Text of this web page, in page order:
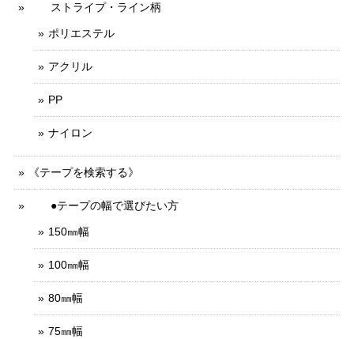
ストライプ・ライン柄
ポリエステル
アクリル
PP
ナイロン
《テープを検索する》
●テープの幅で選びたい方
150㎜幅
100㎜幅
80㎜幅
75㎜幅